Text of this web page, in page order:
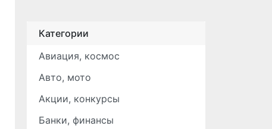
Категории
Авиация, космос
Авто, мото
Акции, конкурсы
Банки, финансы